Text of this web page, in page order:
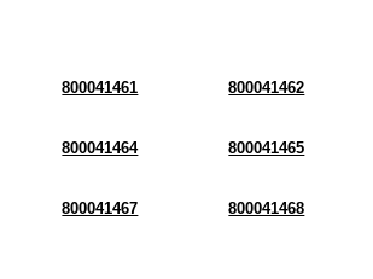
800041461 800041462
800041464 800041465
800041467 800041468